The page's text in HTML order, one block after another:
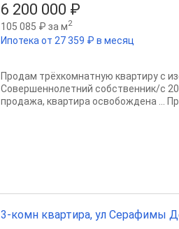
6 200 000 ₽
105 085 ₽ за м2
Ипотека от 27 359 ₽ в месяц
Продам трёхкомнатную квартиру с
Совершеннолетний собственник/с
продажа, квартира освобождена …
3-комн квартира, ул Серафимы